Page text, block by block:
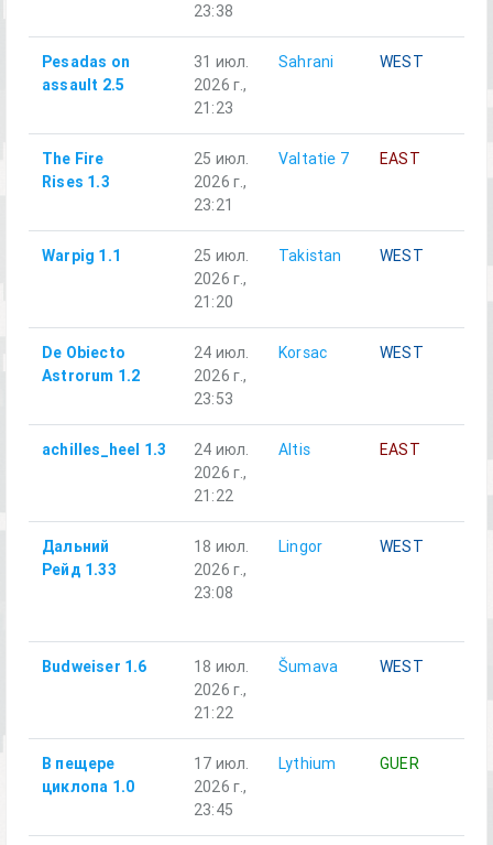
23:38
Pesadas on
assault 2.5
31 июл.
2026 г.,
21:23
Sahrani WEST
The Fire
Rises 1.3
25 июл.
2026 г.,
23:21
Valtatie 7 EAST
Warpig 1.1
25 июл.
2026 г.,
21:20
Takistan WEST
De Obiecto
Astrorum 1.2
24 июл.
2026 г.,
23:53
Korsac WEST
achilles_heel 1.3
24 июл.
2026 г.,
21:22
Altis EAST
Дальний
Рейд 1.33
18 июл.
2026 г.,
23:08
Lingor WEST
Budweiser 1.6
18 июл.
2026 г.,
21:22
Šumava WEST
В пещере
циклопа 1.0
17 июл.
2026 г.,
23:45
Lythium GUER